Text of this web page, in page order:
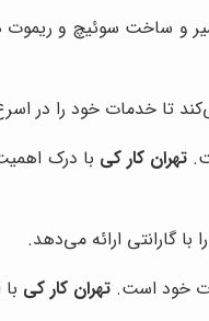
و ساخت سوئیچ و
تا خدمات خود را در
تهران کار کی با درک
گارانتی ارائه می‌دهد.
خود است. تهران کار کی